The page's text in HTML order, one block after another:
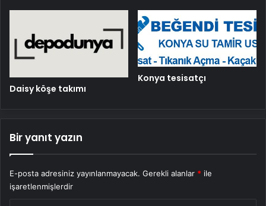
Daisy köşe takımı
Konya tesisatçı
Bir yanıt yazın
E-posta adresiniz yayınlanmayacak. Gerekli alanlar * ile
işaretlenmişlerdir